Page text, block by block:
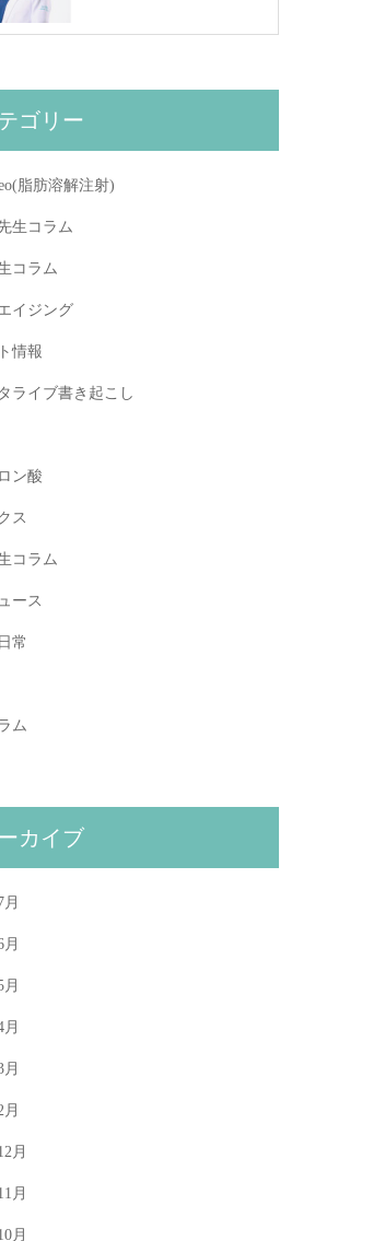
ゴリー
脂肪溶解注射)
生コラム
コラム
イジング
情報
ライブ書き起こし
ン酸
ス
コラム
ース
常
ム
カイブ
月
月
月